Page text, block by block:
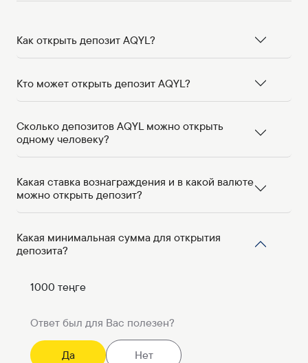
Как открыть депозит AQYL?
Кто может открыть депозит AQYL?
Сколько депозитов AQYL можно открыть
одному человеку?
Какая ставка вознаграждения и в какой валюте
можно открыть депозит?
Какая минимальная сумма для открытия
депозита?
1000 теңге
Ответ был для Вас полезен?
Да Нет